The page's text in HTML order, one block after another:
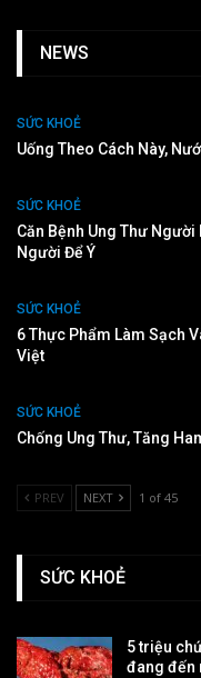
NEWS
SỨC KHOẺ
Uống Theo Cách Này,
SỨC KHOẺ
Căn Bệnh Ung Thư
Người Để Ý
SỨC KHOẺ
6 Thực Phẩm Làm Sạch
Việt
SỨC KHOẺ
Chống Ung Thư, Tăng
PREV NEXT 1 of 45
SỨC KHOẺ
5 triệu
đang đến